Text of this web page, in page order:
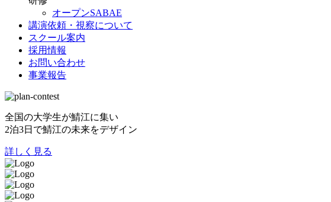
オープンSABAE
講演依頼・視察について
スクール案内
採用情報
お問い合わせ
事業報告
全国の大学生が鯖江に集い
2泊3日で鯖江の未来をデザイン
詳しく見る